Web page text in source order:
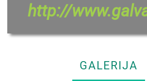
http://
GALERIJA